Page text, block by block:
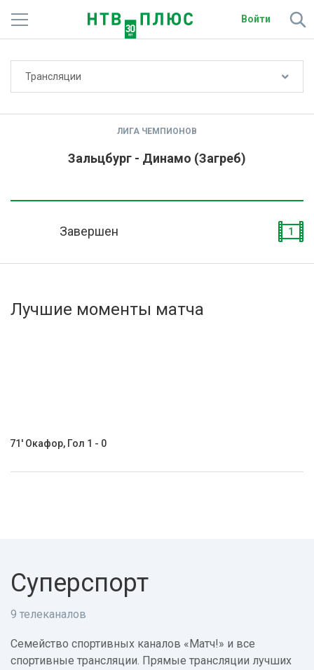
Войти
Активировать промокод
Трансляции
ЛИГА ЧЕМПИОНОВ
Зальцбург - Динамо (Загреб)
Завершен 1
Лучшие моменты матча
71' Окафор, Гол 1 - 0
Суперспорт
9 телеканалов
Семейство спортивных каналов «Матч!» и все
спортивные трансляции. Прямые трансляции лучших